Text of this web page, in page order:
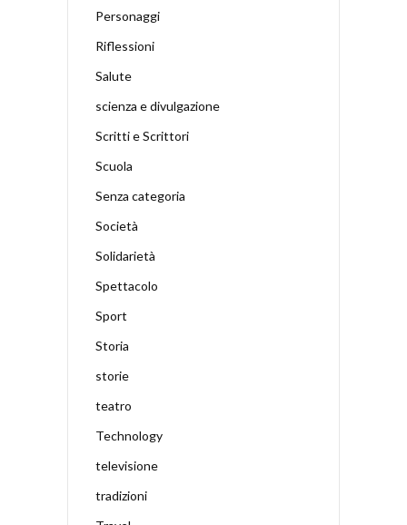
Personaggi
Riflessioni
Salute
scienza e divulgazione
Scritti e Scrittori
Scuola
Senza categoria
Società
Solidarietà
Spettacolo
Sport
Storia
storie
teatro
Technology
televisione
tradizioni